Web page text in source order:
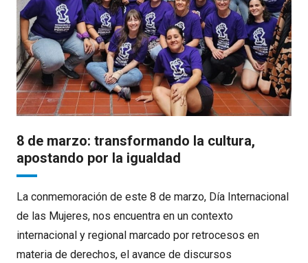
8 de marzo: transformando la cultura,
apostando por la igualdad
La conmemoración de este 8 de marzo, Día Internacional
de las Mujeres, nos encuentra en un contexto
internacional y regional marcado por retrocesos en
materia de derechos, el avance de discursos